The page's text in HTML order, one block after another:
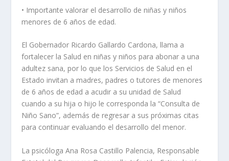
• Importante valorar el desarrollo de niñas y niños
menores de 6 años de edad.
El Gobernador Ricardo Gallardo Cardona, llama a
fortalecer la Salud en niñas y niños para abonar a una
adultez sana, por lo que los Servicios de Salud en el
Estado invitan a madres, padres o tutores de menores
de 6 años de edad a acudir a su unidad de Salud
cuando a su hija o hijo le corresponda la “Consulta de
Niño Sano”, además de regresar a sus próximas citas
para continuar evaluando el desarrollo del menor.
La psicóloga Ana Rosa Castillo Palencia, Responsable